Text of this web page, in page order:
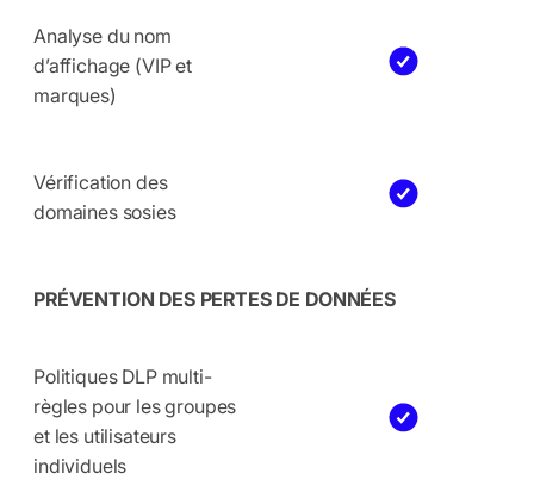
Analyse du nom
d’affichage (VIP et
marques)
Vérification des
domaines sosies
PRÉVENTION DES PERTES DE DONNÉES
Politiques DLP multi-
règles pour les groupes
et les utilisateurs
individuels